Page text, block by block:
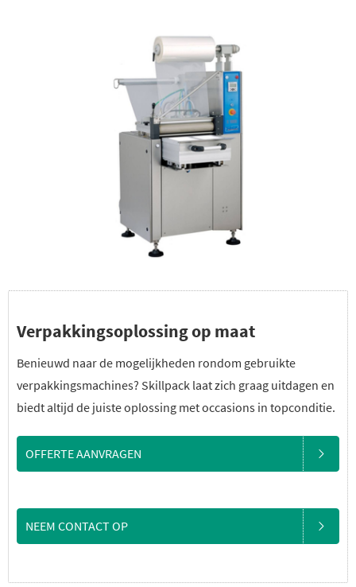
Verpakkingsoplossing op maat
Benieuwd naar de mogelijkheden rondom gebruikte
verpakkingsmachines? Skillpack laat zich graag uitdagen en
biedt altijd de juiste oplossing met occasions in topconditie.
OFFERTE AANVRAGEN
NEEM CONTACT OP